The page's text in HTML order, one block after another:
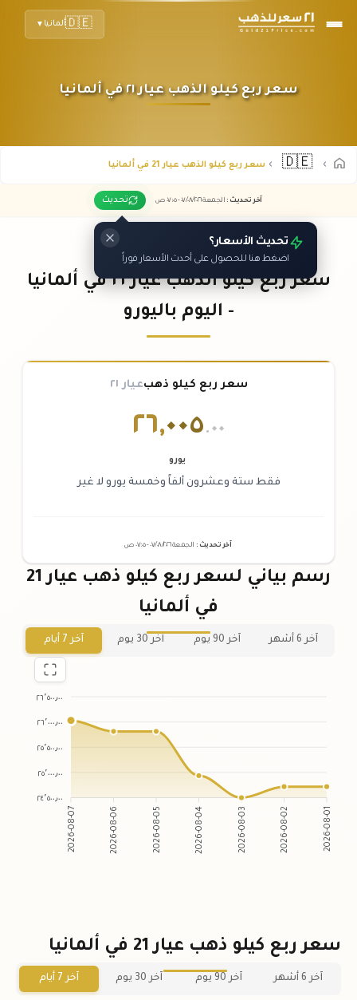
🇩🇪ألمانيا ▼
سعر ربع كيلو الذهب عيار ٢١ في ألمانيا
🇩🇪 سعر ربع كيلو الذهب عيار 21 في ألمانيا
آخر تحديث : الجمعة ٠٧ /٠٨/٢٠٢٦ - ٠٧:٠٥ ص تحديث
تحديث الأسعار؟
اضغط هنا للحصول على أحدث الأسعار فوراً
سعر ربع كيلو الذهب عيار ٢١ في ألمانيا
- اليوم باليورو
سعر ربع كيلو ذهبعيار ٢١
٢٦,٠٠٥.٠٠
يورو
فقط ستة وعشرون ألفاً وخمسة يورو لا غير
آخر تحديث : الجمعة ٠٧ /٠٨/٢٠٢٦ - ٠٧:٠٥ ص
رسم بياني لسعر ربع كيلو ذهب عيار 21
في ألمانيا
آخر 6 أشهر آخر 90 يوم آخر 30 يوم آخر 7 أيام
٢٦٬٥٠٠٫٠٠
٢٦٬٠٠٠٫٠٠
٢٥٬٥٠٠٫٠٠
٢٥٬٠٠٠٫٠٠
٢٤٬٥٠٠٫٠٠
2026-08-07 2026-08-06 2026-08-05 2026-08-04 2026-08-03 2026-08-02 2026-08-01
سعر ربع كيلو ذهب عيار 21 في ألمانيا
آخر 6 أشهر آخر 90 يوم آخر 30 يوم آخر 7 أيام